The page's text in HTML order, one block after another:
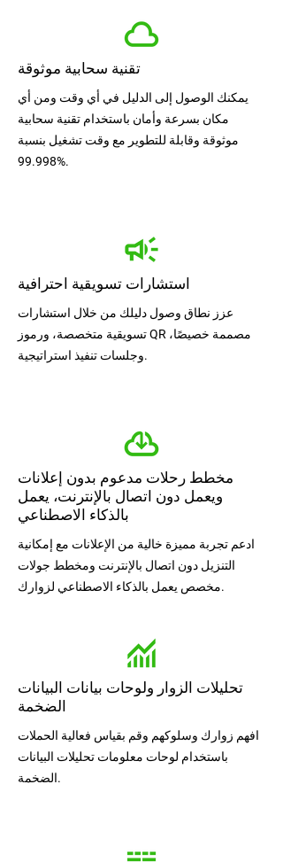
تقنية سحابية موثوقة
يمكنك الوصول إلى الدليل في أي وقت ومن أي
مكان بسرعة وأمان باستخدام تقنية سحابية
موثوقة وقابلة للتطوير مع وقت تشغيل بنسبة
99.998%.
استشارات تسويقية احترافية
عزز نطاق وصول دليلك من خلال استشارات
تسويقية متخصصة، ورموز QR مصممة خصيصًا،
وجلسات تنفيذ استراتيجية.
مخطط رحلات مدعوم بدون إعلانات
ويعمل دون اتصال بالإنترنت، يعمل
بالذكاء الاصطناعي
ادعم تجربة مميزة خالية من الإعلانات مع إمكانية
التنزيل دون اتصال بالإنترنت ومخطط جولات
مخصص يعمل بالذكاء الاصطناعي لزوارك.
تحليلات الزوار ولوحات بيانات البيانات
الضخمة
افهم زوارك وسلوكهم وقم بقياس فعالية الحملات
باستخدام لوحات معلومات تحليلات البيانات
الضخمة.